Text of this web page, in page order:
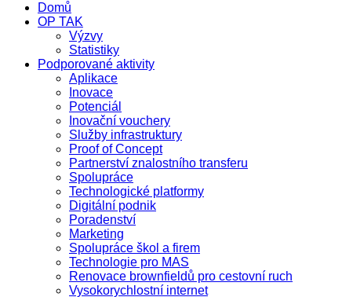
Domů
OP TAK
Výzvy
Statistiky
Podporované aktivity
Aplikace
Inovace
Potenciál
Inovační vouchery
Služby infrastruktury
Proof of Concept
Partnerství znalostního transferu
Spolupráce
Technologické platformy
Digitální podnik
Poradenství
Marketing
Spolupráce škol a firem
Technologie pro MAS
Renovace brownfieldů pro cestovní ruch
Vysokorychlostní internet